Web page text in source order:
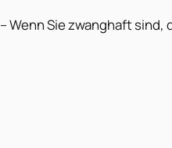
– Wenn Sie zwanghaft